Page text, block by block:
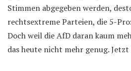
Stimmen abgegeben werden,
rechtsextreme Parteien, die 5-
Doch weil die AfD daran kaum
das heute nicht mehr genug.